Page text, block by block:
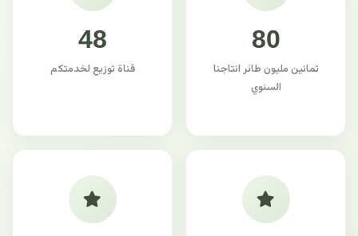
80
ثمانين مليون طائر انتاجنا
السنوي
48
قناة توزيع لخدمتكم